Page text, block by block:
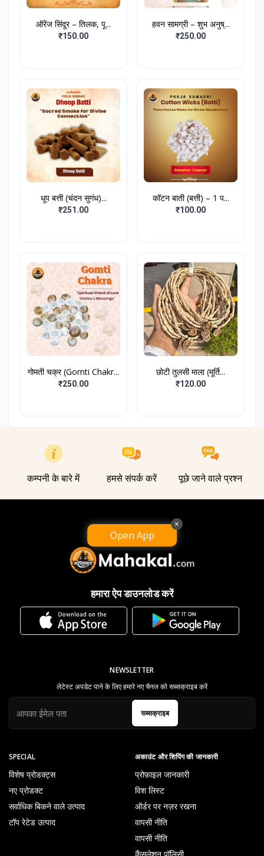
ऑरेंज सिंदूर – तिलक, पू...
₹150.00
हवन सामग्री – शुभ अनुष्...
₹250.00
धूप बत्ती (चंदन सुगंध)...
₹251.00
कॉटन बाती (बत्ती) – 1 प...
₹100.00
गोमती चक्र (Gomti Chakr...
₹250.00
छोटी तुलसी माला (मूर्ति...
₹120.00
कम्पनी के बारे में हमसे संपर्क करें पूछे जाने वाले प्रश्न
हमारा ऐप डाउनलोड करें
SPECIAL
विशेष प्रोडक्ट्स
नए प्रोडक्ट
सर्वाधिक बिकने वाले उत्पाद
टॉप रेटेड उत्पाद
अकाउंट और शिपिंग की जानकारी
प्रोफ़ाइल जानकारी
विश लिस्ट
ऑर्डर पर नज़र रखना
वापसी नीति
वापसी नीति
NEWSLETTER
लेटेस्ट अपडेट पाने के लिए हमारे नए चैनल को सब्सक्राइब करें
सब्सक्राइब
Open App
×